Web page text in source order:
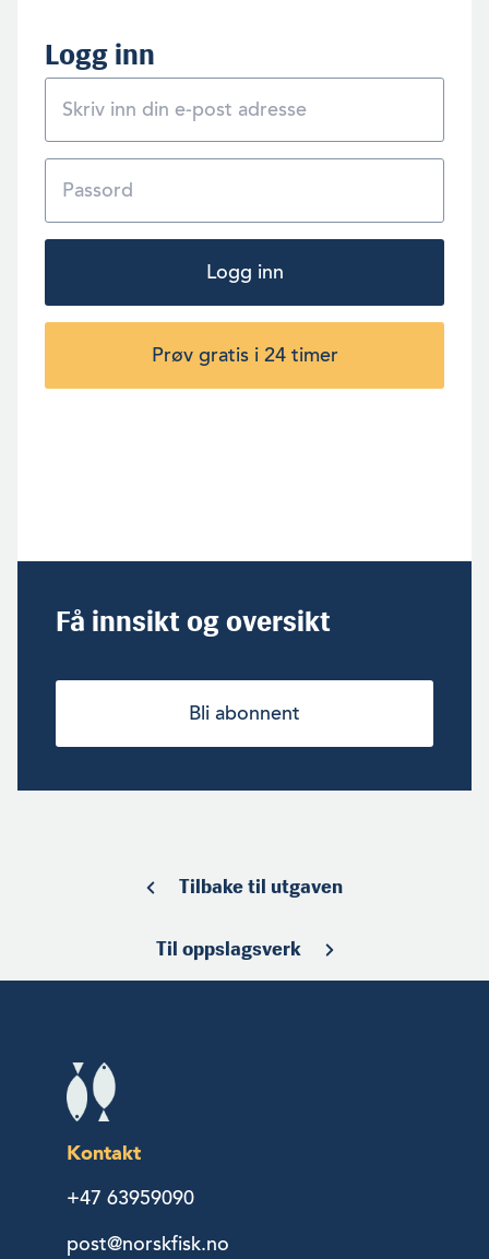
Logg inn
Logg inn
Prøv gratis i 24 timer
Få innsikt og oversikt
Bli abonnent
Tilbake til utgaven
Til oppslagsverk
Kontakt
+47 63959090
post@norskfisk.no